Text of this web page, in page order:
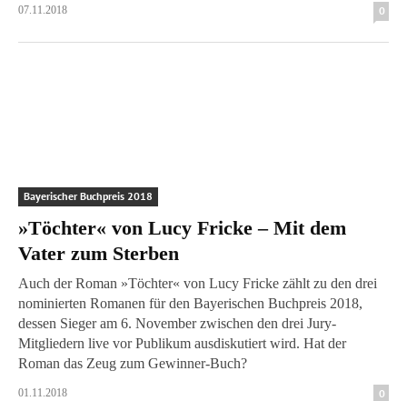
07.11.2018 0
Bayerischer Buchpreis 2018
»Töchter« von Lucy Fricke – Mit dem
Vater zum Sterben
Auch der Roman »Töchter« von Lucy Fricke zählt zu den drei
nominierten Romanen für den Bayerischen Buchpreis 2018,
dessen Sieger am 6. November zwischen den drei Jury-
Mitgliedern live vor Publikum ausdiskutiert wird. Hat der
Roman das Zeug zum Gewinner-Buch?
01.11.2018 0